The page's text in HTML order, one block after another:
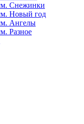
Снежинки
Новый год
Ангелы
Разное